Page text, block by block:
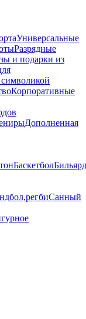
Универсальные
Разрядные
и подарки из
Корпоративные
Дополненная
БаскетболБильярд
Санный